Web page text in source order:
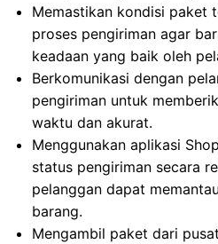
Memastikan kondisi paket
proses pengiriman agar
keadaan yang baik oleh
Berkomunikasi dengan
pengiriman untuk
waktu dan akurat.
Menggunakan aplikasi
status pengiriman secara
pelanggan dapat
barang.
Mengambil paket dari